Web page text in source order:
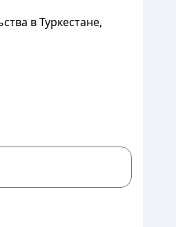
в Туркестане,